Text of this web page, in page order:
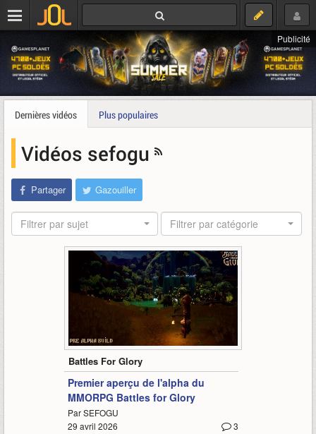
Publicité
Dernières vidéos Plus populaires
Vidéos sefogu
Partager Gazouiller
Filtrer par sujet Filtrer par catégorie
1:00
Battles For Glory
Premier aperçu de l'alpha du
MMORPG Battles for Glory
Par SEFOGU
3
29 avril 2026